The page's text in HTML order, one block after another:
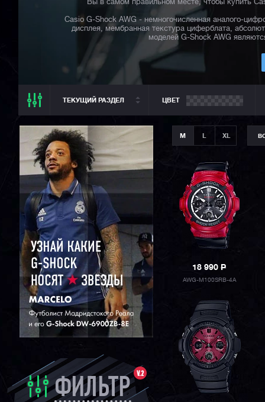
Вы в самом правильном месте, чтобы купить
Casio G-Shock AWG - немногочисленная аналого-
дисплея, мембранная текстура циферблата,
моделей G-Shock AWG
ТЕКУЩИЙ РАЗДЕЛ
ТЕКУЩИЙ РАЗДЕЛ
ВСЕ CASIO
CASIO G-SHOCK
CASIO BABY-G
CASIO PRO TREK
CASIO EDIFICE
CITIZEN
SEIKO
ORIENT
ЦВЕТ
V.2
ФИЛЬТР
M XL
18 990P
AWG-M100SRB-4A